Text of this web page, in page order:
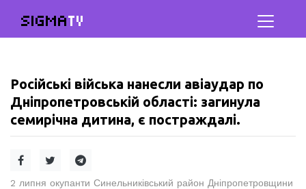
SIGMATV
Російські війська нанесли авіаудар по
Дніпропетровській області: загинула
семирічна дитина, є постраждалі.
2 липня окупанти Синельниківський район Дніпропетровщини